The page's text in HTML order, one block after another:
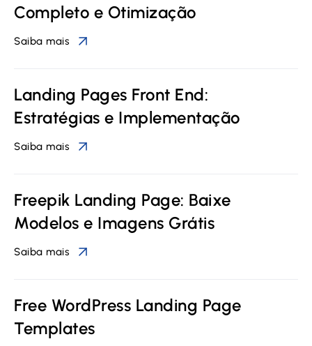
Completo e Otimização
Saiba mais
Landing Pages Front End:
Estratégias e Implementação
Saiba mais
Freepik Landing Page: Baixe
Modelos e Imagens Grátis
Saiba mais
Free WordPress Landing Page
Templates